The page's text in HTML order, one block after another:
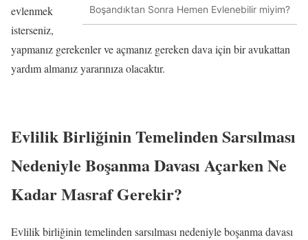
Boşandıktan Sonra Hemen Evlenebilir miyim?
evlenmek
isterseniz,
yapmanız gerekenler ve açmanız gereken dava için bir avukattan
yardım almanız yararınıza olacaktır.
Evlilik Birliğinin Temelinden Sarsılması
Nedeniyle Boşanma Davası Açarken Ne
Kadar Masraf Gerekir?
Evlilik birliğinin temelinden sarsılması nedeniyle boşanma davası